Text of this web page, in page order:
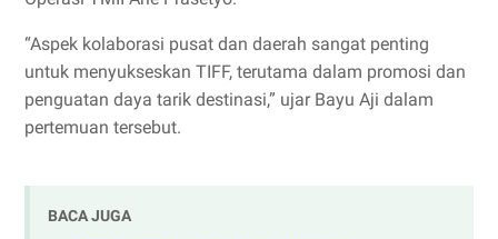
“Aspek kolaborasi pusat dan daerah sangat penting
untuk menyukseskan TIFF, terutama dalam promosi dan
penguatan daya tarik destinasi,” ujar Bayu Aji dalam
pertemuan tersebut.
BACA JUGA